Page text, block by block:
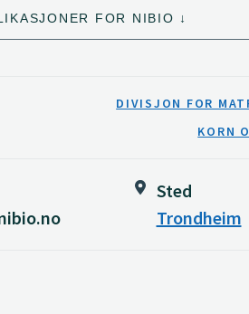
FOR NIBIO
DIVISJON FOR
KORN
Sted
Trondheim